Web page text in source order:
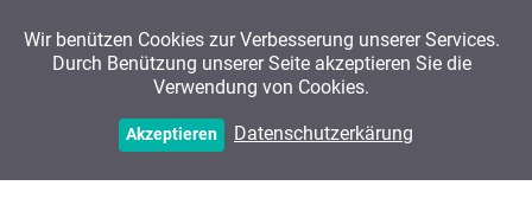
Prozess
Wir benützen Cookies zur Verbesserung unserer Services.
Durch Benützung unserer Seite akzeptieren Sie die
Verwendung von Cookies.
Akzeptieren Datenschutzerkärung